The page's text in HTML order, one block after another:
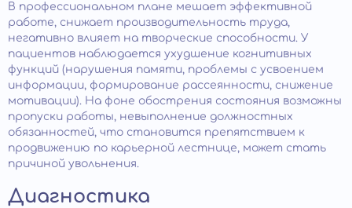
В профессиональном плане мешает эффективной
работе, снижает производительность труда,
негативно влияет на творческие способности. У
пациентов наблюдается ухудшение когнитивных
функций (нарушения памяти, проблемы с усвоением
информации, формирование рассеянности, снижение
мотивации). На фоне обострения состояния возможны
пропуски работы, невыполнение должностных
обязанностей, что становится препятствием к
продвижению по карьерной лестнице, может стать
причиной увольнения.
Диагностика